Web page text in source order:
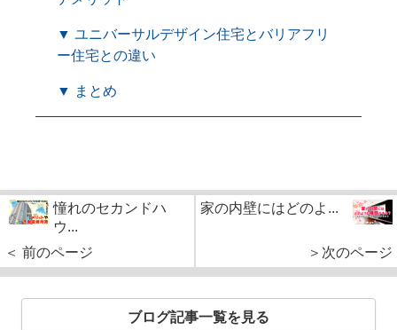
▼ ユニバーサルデザイン住宅とバリアフリ
ー住宅との違い
▼ まとめ
憧れのセカンドハ
ウ...
＜ 前のページ
家の内壁にはどのよ...
＞次のページ
ブログ記事一覧を見る